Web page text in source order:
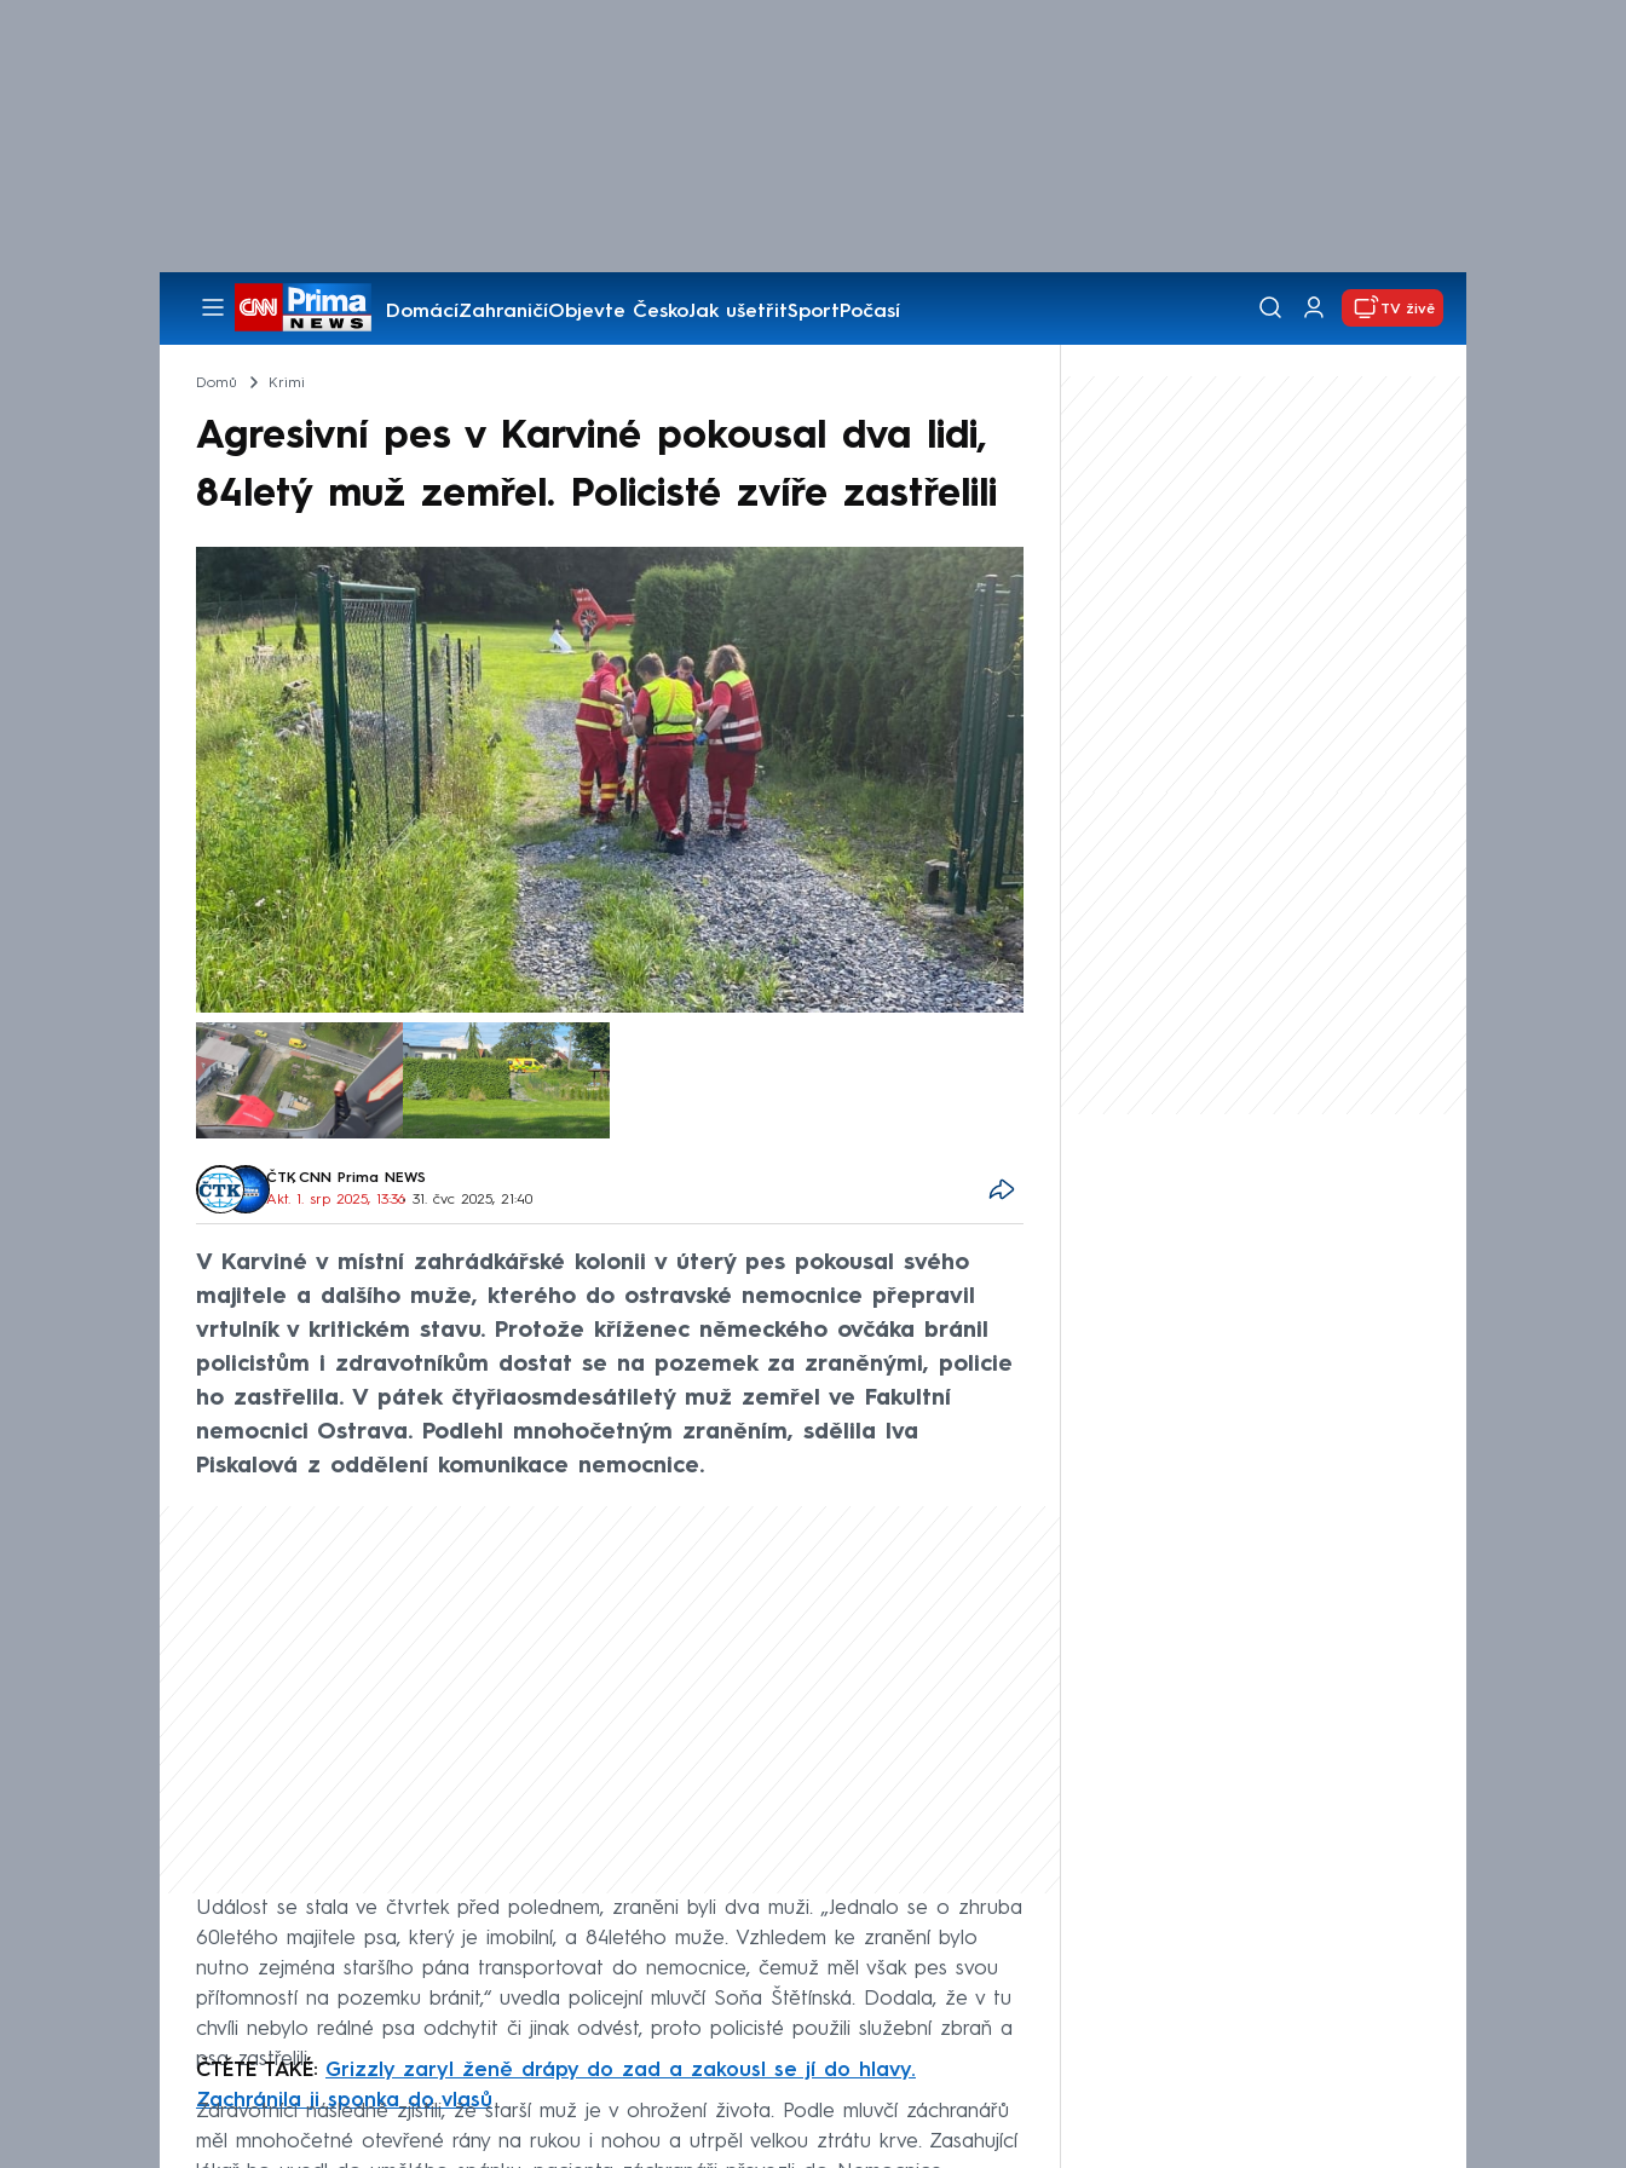
DomácíZahraničíObjevte ČeskoJak ušetřitSportPočasí
Pořady
TV živě
Domů Krimi
Agresivní pes v Karviné pokousal dva lidi,
84letý muž zemřel. Policisté zvíře zastřelili
ČTK, CNN Prima NEWS
Akt. 1. srp 2025, 13:36• 31. čvc 2025, 21:40
V Karviné v místní zahrádkářské kolonii v úterý pes pokousal svého
majitele a dalšího muže, kterého do ostravské nemocnice přepravil
vrtulník v kritickém stavu. Protože kříženec německého ovčáka bránil
policistům i zdravotníkům dostat se na pozemek za zraněnými, policie
ho zastřelila. V pátek čtyřiaosmdesátiletý muž zemřel ve Fakultní
nemocnici Ostrava. Podlehl mnohočetným zraněním, sdělila Iva
Piskalová z oddělení komunikace nemocnice.
Událost se stala ve čtvrtek před polednem, zraněni byli dva muži. „Jednalo se o zhruba
60letého majitele psa, který je imobilní, a 84letého muže. Vzhledem ke zranění bylo
nutno zejména staršího pána transportovat do nemocnice, čemuž měl však pes svou
přítomností na pozemku bránit,“ uvedla policejní mluvčí Soňa Štětínská. Dodala, že v tu
chvíli nebylo reálné psa odchytit či jinak odvést, proto policisté použili služební zbraň a
psa zastřelili.
ČTĚTE TAKÉ: Grizzly zaryl ženě drápy do zad a zakousl se jí do hlavy.
Zachránila ji sponka do vlasů
Zdravotníci následně zjistili, že starší muž je v ohrožení života. Podle mluvčí záchranářů
měl mnohočetné otevřené rány na rukou i nohou a utrpěl velkou ztrátu krve. Zasahující